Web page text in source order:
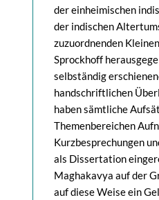
der einheimischen
der indischen
zuzuordnenden
Sprockhoff
selbständig
handschriftlichen
haben sämtliche
Themenbereichen
Kurzbesprechungen
als Dissertation
Maghakavya auf der
auf diese Weise ein